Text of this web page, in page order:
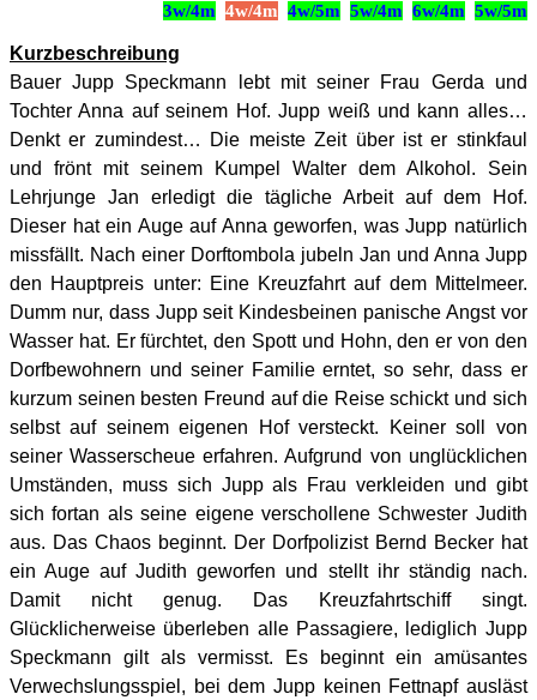
3w/4m 4w/4m 4w/5m 5w/4m 6w/4m 5w/5m
Kurzbeschreibung
Bauer Jupp Speckmann lebt mit seiner Frau Gerda und
Tochter Anna auf seinem Hof. Jupp weiß und kann alles…
Denkt er zumindest… Die meiste Zeit über ist er stinkfaul
und frönt mit seinem Kumpel Walter dem Alkohol. Sein
Lehrjunge Jan erledigt die tägliche Arbeit auf dem Hof.
Dieser hat ein Auge auf Anna geworfen, was Jupp natürlich
missfällt. Nach einer Dorftombola jubeln Jan und Anna Jupp
den Hauptpreis unter: Eine Kreuzfahrt auf dem Mittelmeer.
Dumm nur, dass Jupp seit Kindesbeinen panische Angst vor
Wasser hat. Er fürchtet, den Spott und Hohn, den er von den
Dorfbewohnern und seiner Familie erntet, so sehr, dass er
kurzum seinen besten Freund auf die Reise schickt und sich
selbst auf seinem eigenen Hof versteckt. Keiner soll von
seiner Wasserscheue erfahren. Aufgrund von unglücklichen
Umständen, muss sich Jupp als Frau verkleiden und gibt
sich fortan als seine eigene verschollene Schwester Judith
aus. Das Chaos beginnt. Der Dorfpolizist Bernd Becker hat
ein Auge auf Judith geworfen und stellt ihr ständig nach.
Damit nicht genug. Das Kreuzfahrtschiff singt.
Glücklicherweise überleben alle Passagiere, lediglich Jupp
Speckmann gilt als vermisst. Es beginnt ein amüsantes
Verwechslungsspiel, bei dem Jupp keinen Fettnapf ausläst